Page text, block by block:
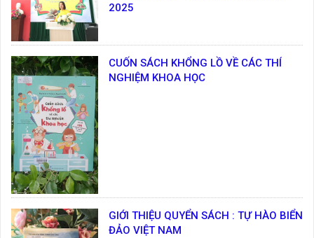
2025
CUỐN SÁCH KHỔNG LỒ VỀ CÁC THÍ
NGHIỆM KHOA HỌC
GIỚI THIỆU QUYỂN SÁCH : TỰ HÀO BIỂN
ĐẢO VIỆT NAM